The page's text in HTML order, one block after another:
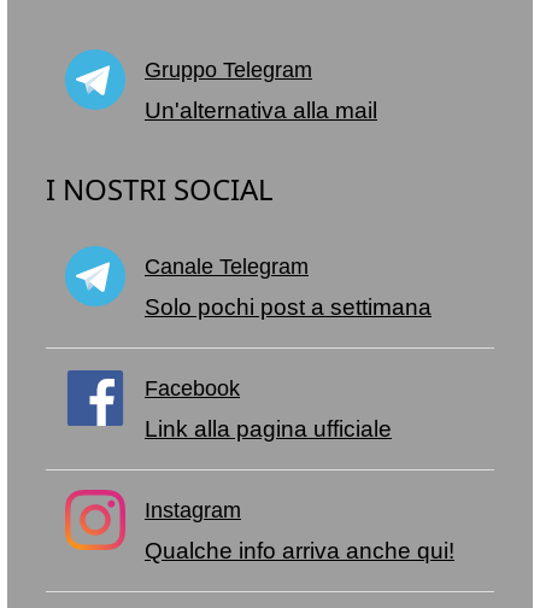
Gruppo Telegram
Un'alternativa alla mail
I NOSTRI SOCIAL
Canale Telegram
Solo pochi post a settimana
Facebook
Link alla pagina ufficiale
Instagram
Qualche info arriva anche qui!